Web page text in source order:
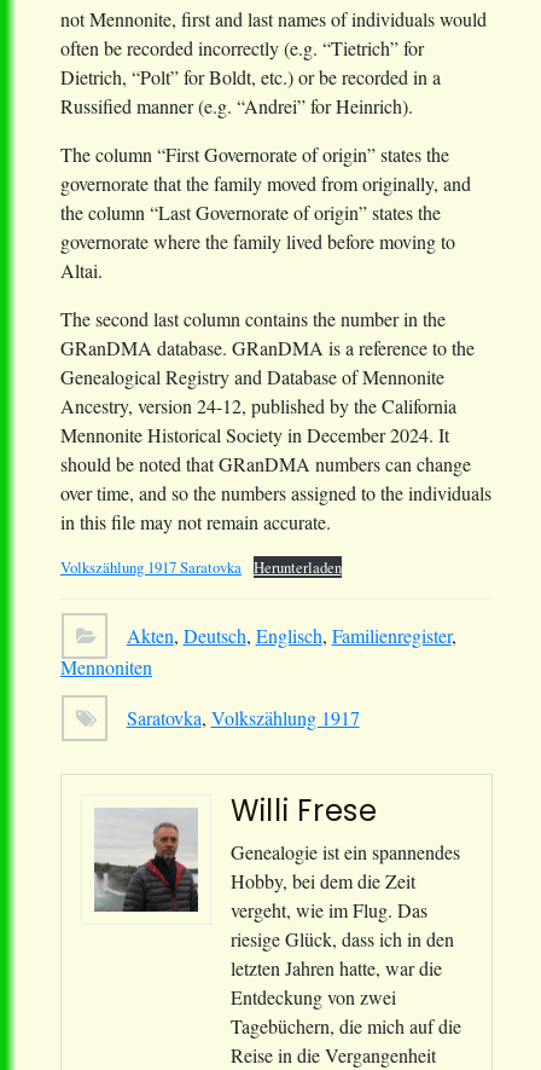
not Mennonite, first and last names of individuals would
often be recorded incorrectly (e.g. “Tietrich” for
Dietrich, “Polt” for Boldt, etc.) or be recorded in a
Russified manner (e.g. “Andrei” for Heinrich).
The column “First Governorate of origin” states the
governorate that the family moved from originally, and
the column “Last Governorate of origin” states the
governorate where the family lived before moving to
Altai.
The second last column contains the number in the
GRanDMA database. GRanDMA is a reference to the
Genealogical Registry and Database of Mennonite
Ancestry, version 24-12, published by the California
Mennonite Historical Society in December 2024. It
should be noted that GRanDMA numbers can change
over time, and so the numbers assigned to the individuals
in this file may not remain accurate.
Volkszählung 1917 Saratovka Herunterladen
Akten, Deutsch, Englisch, Familienregister,
Mennoniten
Saratovka, Volkszählung 1917
Willi Frese
Genealogie ist ein spannendes
Hobby, bei dem die Zeit
vergeht, wie im Flug. Das
riesige Glück, dass ich in den
letzten Jahren hatte, war die
Entdeckung von zwei
Tagebüchern, die mich auf die
Reise in die Vergangenheit